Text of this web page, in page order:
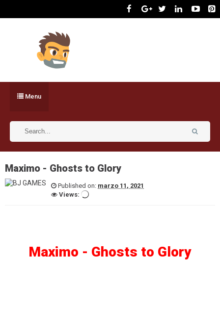
Menu
Maximo - Ghosts to Glory
Published on: marzo 11, 2021
Views:
Maximo - Ghosts to Glory